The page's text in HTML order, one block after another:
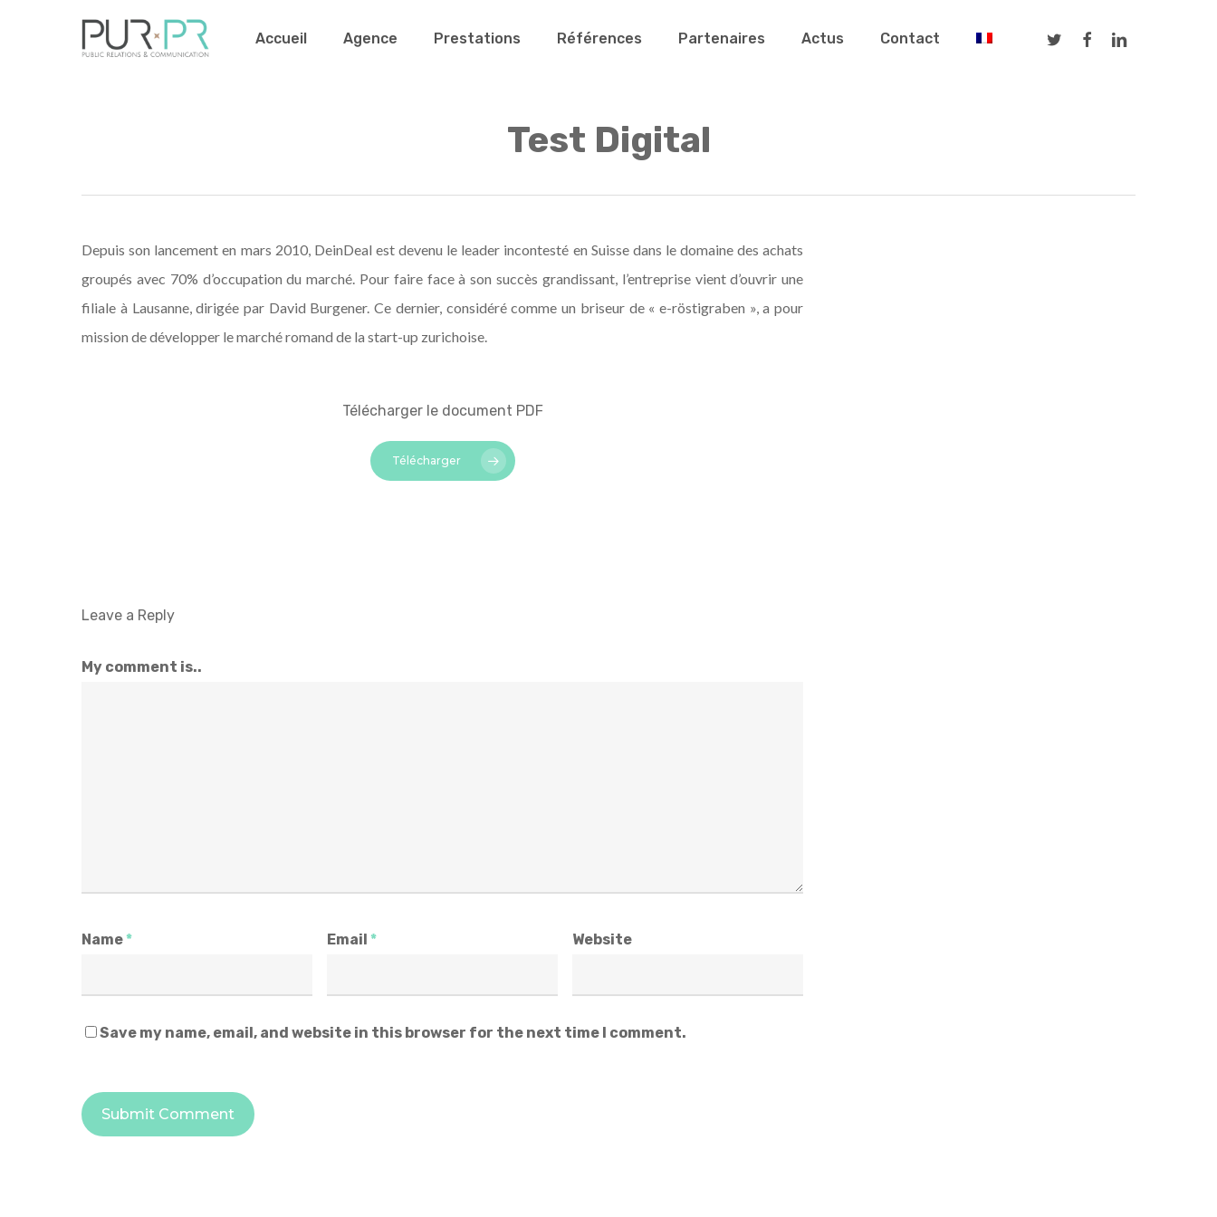
Accueil Agence Prestations Références Partenaires Actus Contact TwitterFacebookLinkedin
Test Digital
Depuis son lancement en mars 2010, DeinDeal est devenu le leader incontesté en Suisse dans le domaine des achats
groupés avec 70% d’occupation du marché. Pour faire face à son succès grandissant, l’entreprise vient d’ouvrir une
filiale à Lausanne, dirigée par David Burgener. Ce dernier, considéré comme un briseur de « e-röstigraben », a pour
mission de développer le marché romand de la start-up zurichoise.
Télécharger le document PDF
Télécharger
Leave a Reply
My comment is..
Name* Email* Website
Save my name, email, and website in this browser for the next time I comment.